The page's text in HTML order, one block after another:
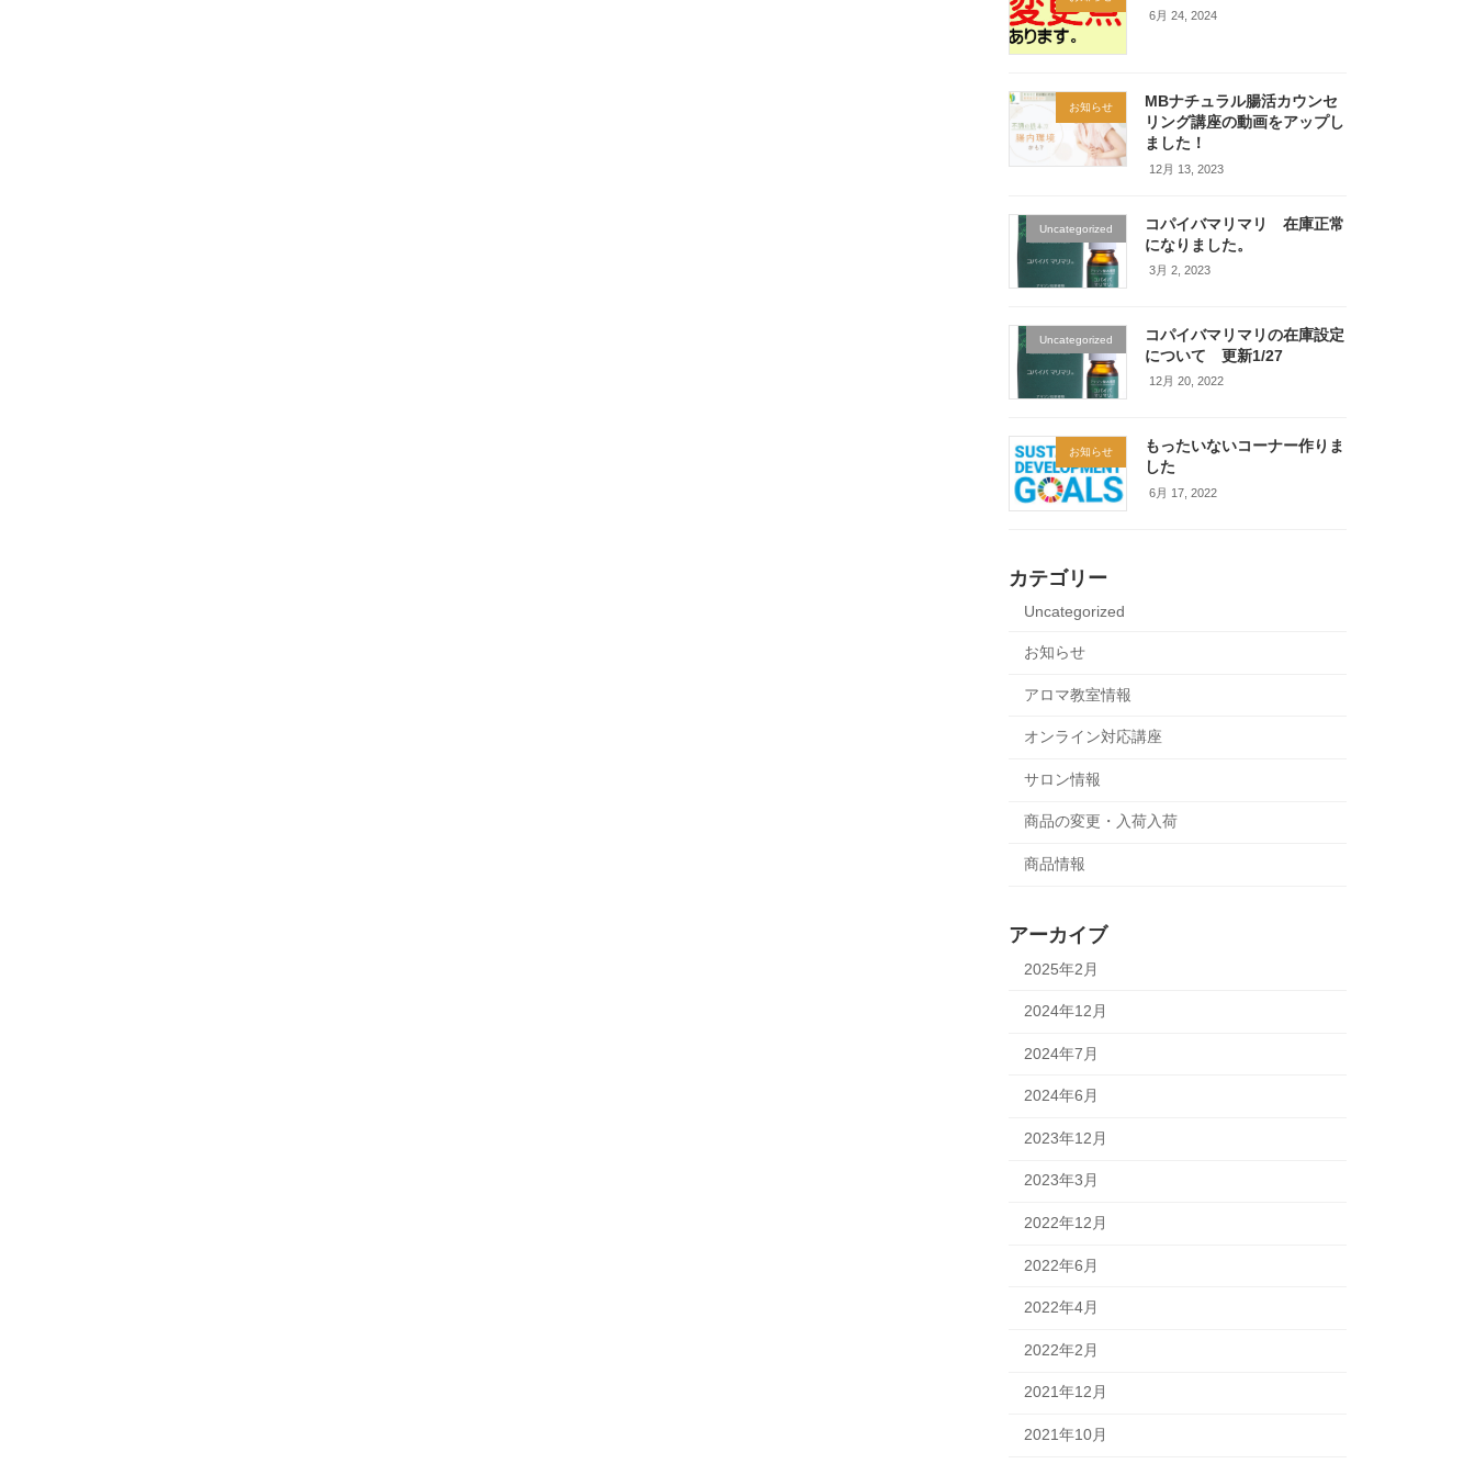
6月 24, 2024
お知らせ
MBナチュラル腸活カウンセ
リング講座の動画をアップし
ました！
12月 13, 2023
Uncategorized
コパイバマリマリ 在庫正常
になりました。
3月 2, 2023
Uncategorized
コパイバマリマリの在庫設定
について 更新1/27
12月 20, 2022
お知らせ
もったいないコーナー作りま
した
6月 17, 2022
カテゴリー
Uncategorized
お知らせ
アロマ教室情報
オンライン対応講座
サロン情報
商品の変更・入荷入荷
商品情報
アーカイブ
2025年2月
2024年12月
2024年7月
2024年6月
2023年12月
2023年3月
2022年12月
2022年6月
2022年4月
2022年2月
2021年12月
2021年10月